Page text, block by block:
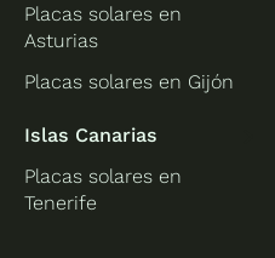
Placas solares en
Asturias
Placas solares en Gijón
Islas Canarias
Placas solares en
Tenerife